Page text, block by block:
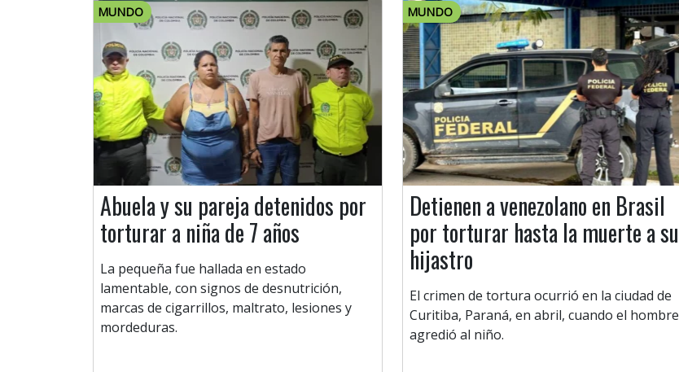
MUNDO
Abuela y su pareja detenidos por
torturar a niña de 7 años
La pequeña fue hallada en estado
lamentable, con signos de desnutrición,
marcas de cigarrillos, maltrato, lesiones y
mordeduras.
MUNDO
Detienen a venezolano en Brasil
por torturar hasta la muerte a su
hijastro
El crimen de tortura ocurrió en la ciudad de
Curitiba, Paraná, en abril, cuando el hombre
agredió al niño.